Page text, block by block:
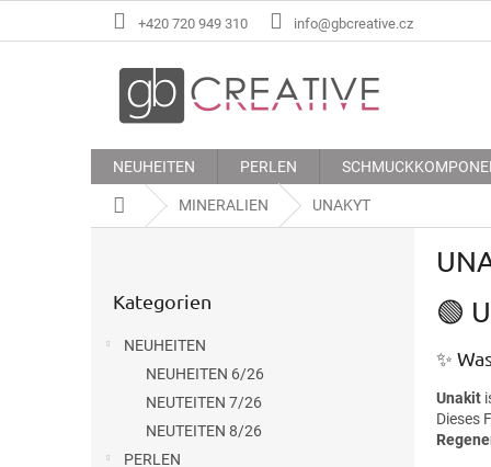
+420 720 949 310 info@gbcreative.cz
NEUHEITEN PERLEN
StartseiteMINERALIEN UNAKYT
überspringen
Kategorien
NEUHEITEN
NEUHEITEN 6/26
NEUTEITEN 7/26
NEUTEITEN 8/26
PERLEN
🟢
✨
Unakit
Dieses